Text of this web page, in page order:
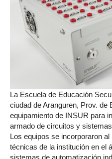
La Escuela de Educación
ciudad de Aranguren, Prov. de
equipamiento de INSUR para
armado de circuitos y
Los equipos se incorporaron
técnicas de la institución en el